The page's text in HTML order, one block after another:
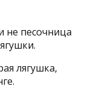
не песочница
лягушка,